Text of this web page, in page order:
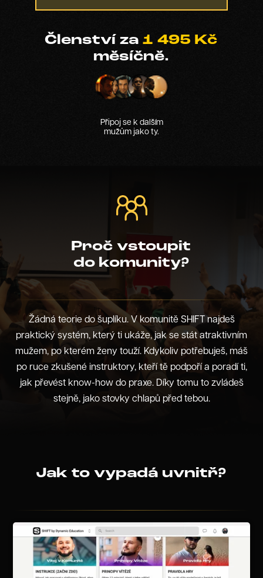
Členství za 1 495 Kč
měsíčně.
Připoj se k dalším
mužům jako ty.
Proč vstoupit
do komunity?
Žádná teorie do šuplíku. V komunitě SHIFT najdeš
praktický systém, který ti ukáže, jak se stát atraktivním
mužem, po kterém ženy touží. Kdykoliv potřebuješ, máš
po ruce zkušené instruktory, kteří tě podpoří a poradí ti,
jak převést know-how do praxe. Díky tomu to zvládeš
stejně, jako stovky chlapů před tebou.
Jak to vypadá uvnitř?